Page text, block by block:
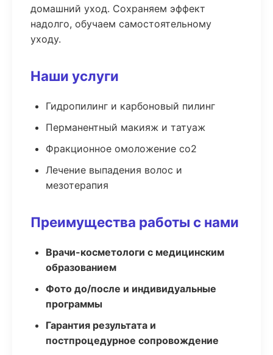
домашний уход. Сохраняем эффект
надолго, обучаем самостоятельному
уходу.
Наши услуги
Гидропилинг и карбоновый пилинг
Перманентный макияж и татуаж
Фракционное омоложение co2
Лечение выпадения волос и
мезотерапия
Преимущества работы с нами
Врачи-косметологи с медицинским
образованием
Фото до/после и индивидуальные
программы
Гарантия результата и
постпроцедурное сопровождение